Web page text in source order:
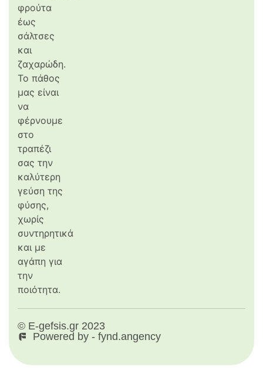
φρούτα
έως
σάλτσες
και
ζαχαρώδη.
Το πάθος
μας είναι
να
φέρνουμε
στο
τραπέζι
σας την
καλύτερη
γεύση της
φύσης,
χωρίς
συντηρητικά
και με
αγάπη για
την
ποιότητα.
© E-gefsis.gr 2023
Powered by - fynd.angency